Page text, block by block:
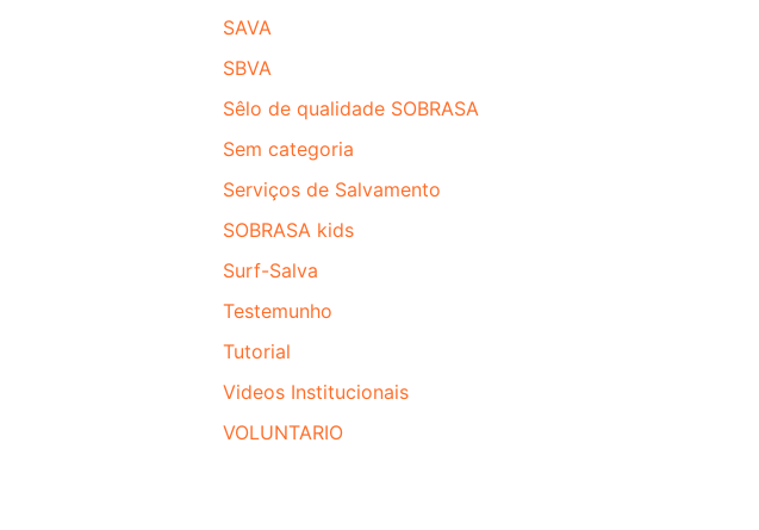
SAVA
SBVA
Sêlo de qualidade SOBRASA
Sem categoria
Serviços de Salvamento
SOBRASA kids
Surf-Salva
Testemunho
Tutorial
Videos Institucionais
VOLUNTARIO